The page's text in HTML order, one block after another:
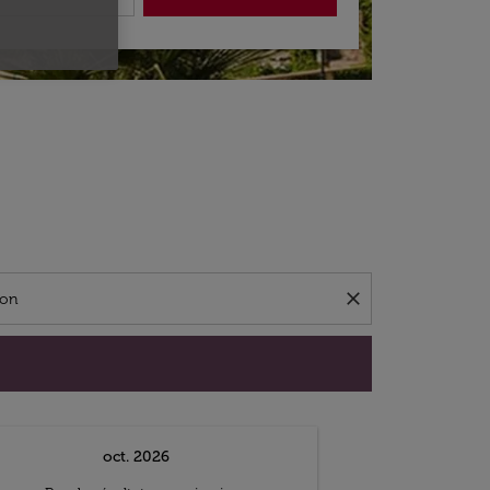
close
oct. 2026